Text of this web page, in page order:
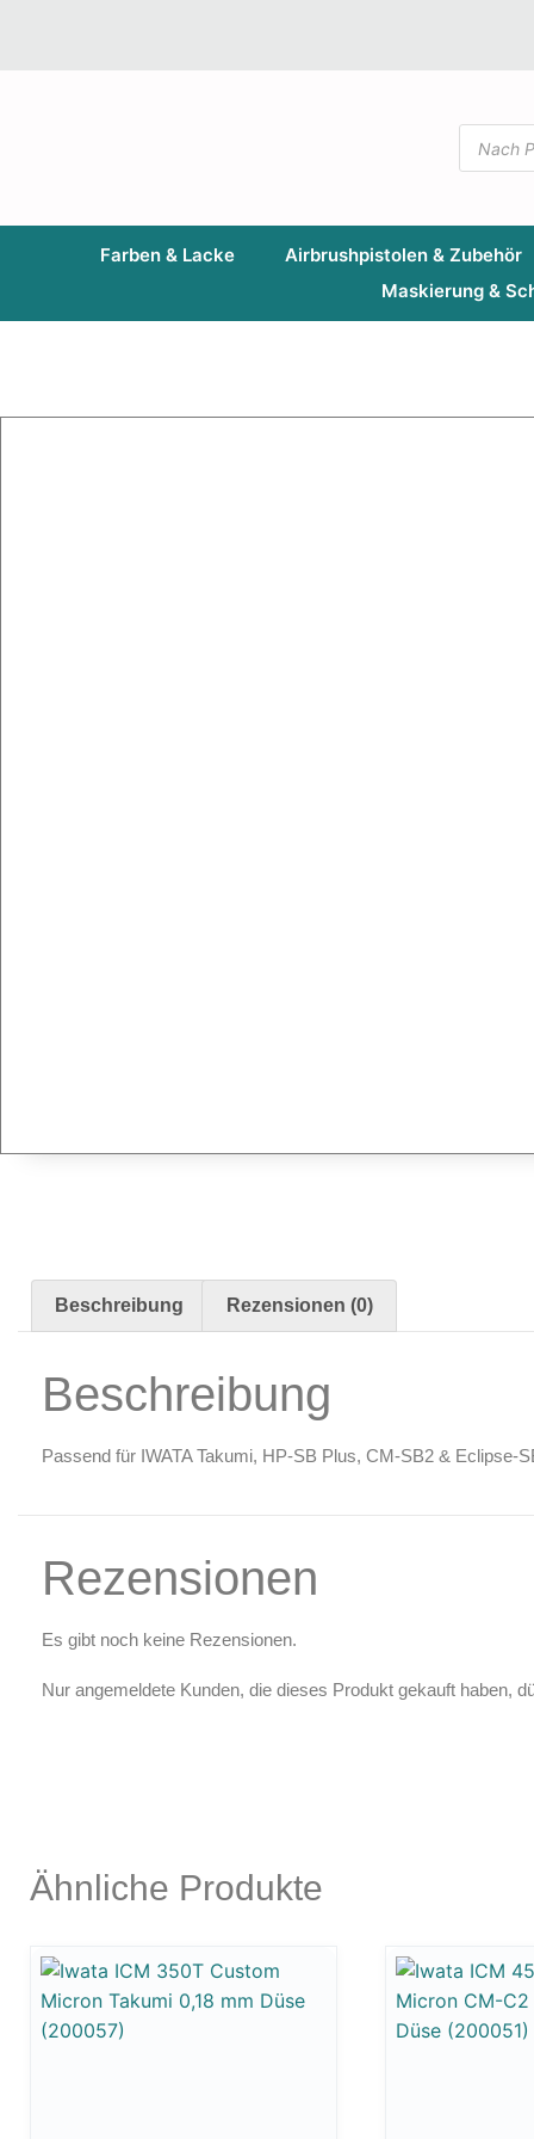
Farben & Lacke
Airbrushpistolen & Zubehör
Maskierung &
Beschreibung Rezensionen (0)
Beschreibung
Passend für IWATA Takumi, HP-SB Plus, CM-SB2 & Eclipse-
Rezensionen
Es gibt noch keine Rezensionen.
Nur angemeldete Kunden, die dieses Produkt gekauft haben,
Ähnliche Produkte